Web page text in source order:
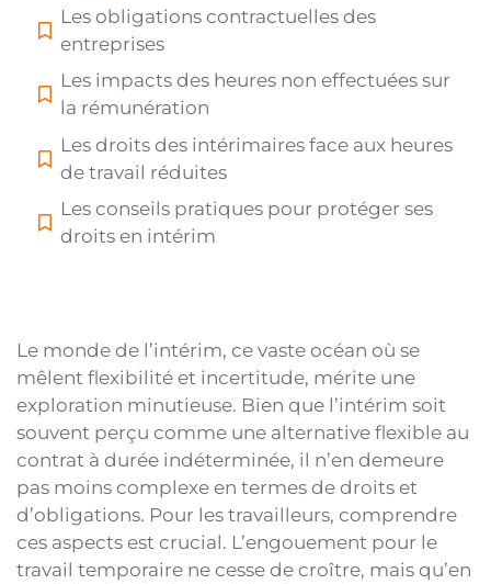
Les obligations contractuelles des
entreprises
Les impacts des heures non effectuées sur
la rémunération
Les droits des intérimaires face aux heures
de travail réduites
Les conseils pratiques pour protéger ses
droits en intérim
Le monde de l’intérim, ce vaste océan où se
mêlent flexibilité et incertitude, mérite une
exploration minutieuse. Bien que l’intérim soit
souvent perçu comme une alternative flexible au
contrat à durée indéterminée, il n’en demeure
pas moins complexe en termes de droits et
d’obligations. Pour les travailleurs, comprendre
ces aspects est crucial. L’engouement pour le
travail temporaire ne cesse de croître, mais qu’en